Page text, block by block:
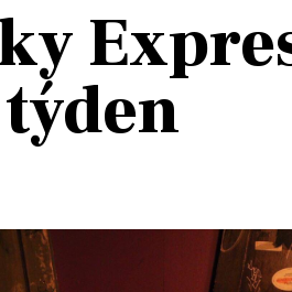
VIP
TRENDY
KULTURA